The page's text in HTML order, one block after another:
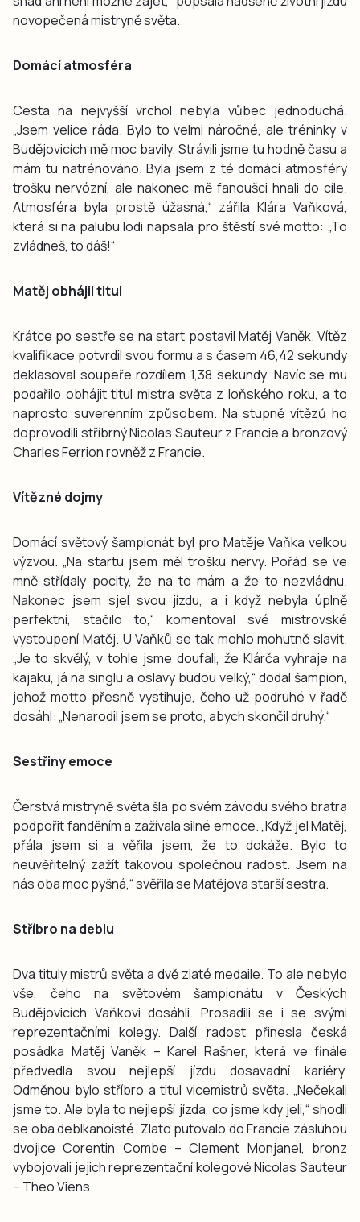
novopečená mistryně světa.
Domácí atmosféra
Cesta na nejvyšší vrchol nebyla vůbec jednoduchá.
„Jsem velice ráda. Bylo to velmi náročné, ale tréninky v
Budějovicích mě moc bavily. Strávili jsme tu hodně času a
mám tu natrénováno. Byla jsem z té domácí atmosféry
trošku nervózní, ale nakonec mě fanoušci hnali do cíle.
Atmosféra byla prostě úžasná,“ zářila Klára Vaňková,
která si na palubu lodi napsala pro štěstí své motto: „To
zvládneš, to dáš!“
Matěj obhájil titul
Krátce po sestře se na start postavil Matěj Vaněk. Vítěz
kvalifikace potvrdil svou formu a s časem 46,42 sekundy
deklasoval soupeře rozdílem 1,38 sekundy. Navíc se mu
podařilo obhájit titul mistra světa z loňského roku, a to
naprosto suverénním způsobem. Na stupně vítězů ho
doprovodili stříbrný Nicolas Sauteur z Francie a bronzový
Charles Ferrion rovněž z Francie.
Vítězné dojmy
Domácí světový šampionát byl pro Matěje Vaňka velkou
výzvou. „Na startu jsem měl trošku nervy. Pořád se ve
mně střídaly pocity, že na to mám a že to nezvládnu.
Nakonec jsem sjel svou jízdu, a i když nebyla úplně
perfektní, stačilo to,“ komentoval své mistrovské
vystoupení Matěj. U Vaňků se tak mohlo mohutně slavit.
„Je to skvělý, v tohle jsme doufali, že Klárča vyhraje na
kajaku, já na singlu a oslavy budou velký,“ dodal šampion,
jehož motto přesně vystihuje, čeho už podruhé v řadě
dosáhl: „Nenarodil jsem se proto, abych skončil druhý.“
Sestřiny emoce
Čerstvá mistryně světa šla po svém závodu svého bratra
podpořit fanděním a zažívala silné emoce. „Když jel Matěj,
přála jsem si a věřila jsem, že to dokáže. Bylo to
neuvěřitelný zažít takovou společnou radost. Jsem na
nás oba moc pyšná,“ svěřila se Matějova starší sestra.
Stříbro na deblu
Dva tituly mistrů světa a dvě zlaté medaile. To ale nebylo
vše, čeho na světovém šampionátu v Českých
Budějovicích Vaňkovi dosáhli. Prosadili se i se svými
reprezentačními kolegy. Další radost přinesla česká
posádka Matěj Vaněk – Karel Rašner, která ve finále
předvedla svou nejlepší jízdu dosavadní kariéry.
Odměnou bylo stříbro a titul vicemistrů světa. „Nečekali
jsme to. Ale byla to nejlepší jízda, co jsme kdy jeli,“ shodli
se oba deblkanoisté. Zlato putovalo do Francie zásluhou
dvojice Corentin Combe – Clement Monjanel, bronz
vybojovali jejich reprezentační kolegové Nicolas Sauteur
– Theo Viens.